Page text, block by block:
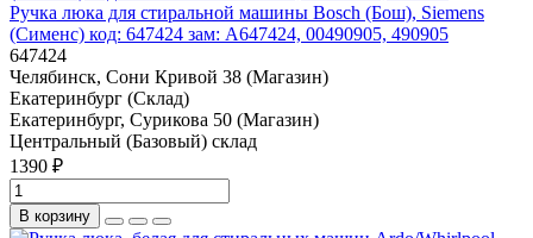
Ручка люка для стиральной машины Bosch (Бош), Siemens
(Сименс) код: 647424 зам: A647424, 00490905, 490905
647424
Челябинск, Сони Кривой 38 (Магазин)
Екатеринбург (Склад)
Екатеринбург, Сурикова 50 (Магазин)
Центральный (Базовый) склад
1390 ₽
В корзину